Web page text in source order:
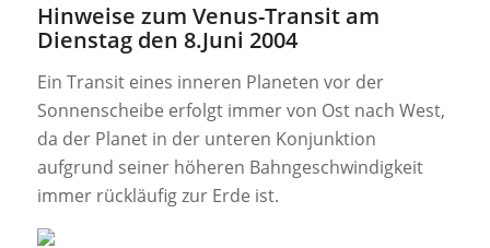
Hinweise zum Venus-Transit am
Dienstag den 8.Juni 2004
Ein Transit eines inneren Planeten vor der
Sonnenscheibe erfolgt immer von Ost nach West,
da der Planet in der unteren Konjunktion
aufgrund seiner höheren Bahngeschwindigkeit
immer rückläufig zur Erde ist.